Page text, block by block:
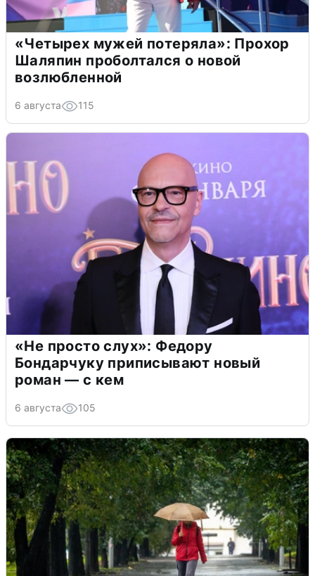
«Четырех мужей потеряла»: Прохор
Шаляпин проболтался о новой
возлюбленной
6 августа 115
«Не просто слух»: Федору
Бондарчуку приписывают новый
роман — с кем
6 августа 105